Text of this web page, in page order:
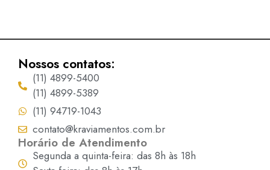
Nossos contatos:
(11) 4899-5400
(11) 4899-5389
(11) 94719-1043
contato@kraviamentos.com.br
Horário de Atendimento
Segunda a quinta-feira: das 8h às 18h